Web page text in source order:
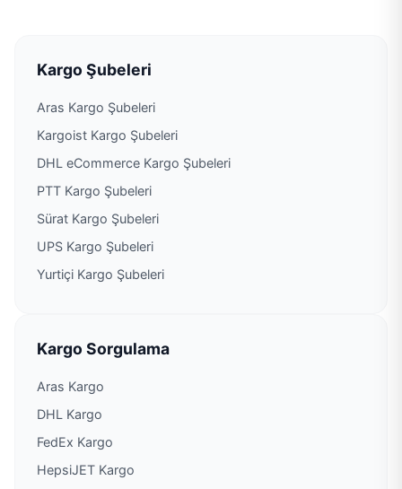
PTT Kargo Alibeyköy Müdürlüğü
PTT Kargo Allianz Sigorta Kurumsal Kargo
PTT Kargo Alt Kaynarca Şubesi
PTT Kargo Altayçeşme Şubesi
PTT Kargo Anadolu Hisarı Şubesi
PTT Kargo Anadolu Yakası Kargo İşleme
Müdürlüğü
PTT Kargo Ankara Caddesi N-Kolay Kurumsal
Acenteliği
Kargo Şubeleri
Aras Kargo Şubeleri
Kargoist Kargo Şubeleri
DHL eCommerce Kargo Şubeleri
PTT Kargo Şubeleri
Sürat Kargo Şubeleri
UPS Kargo Şubeleri
Yurtiçi Kargo Şubeleri
Kargo Sorgulama
Aras Kargo
DHL Kargo
FedEx Kargo
HepsiJET Kargo